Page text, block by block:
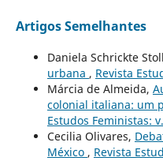
Artigos Semelhantes
Daniela Schrickte
urbana , Revista
Márcia de Almeida,
colonial italiana: um
Estudos Feministas:
Cecilia Olivares,
México , Revista